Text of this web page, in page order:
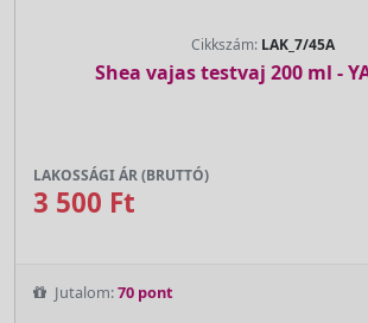
Cikkszám: LAK_7/45A
Shea vajas testvaj 200 ml -
LAKOSSÁGI ÁR (BRUTTÓ)
3 500 Ft
Jutalom:70 pont